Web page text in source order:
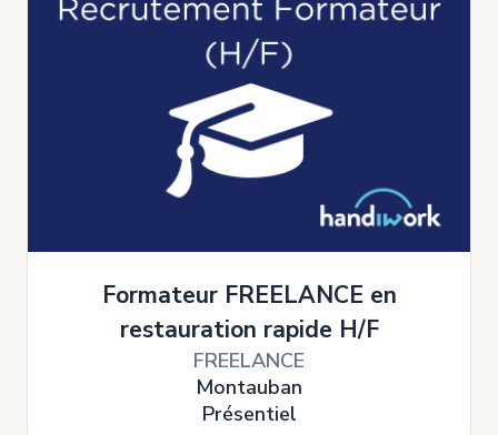
Formateur FREELANCE en
restauration rapide H/F
FREELANCE
Montauban
Présentiel